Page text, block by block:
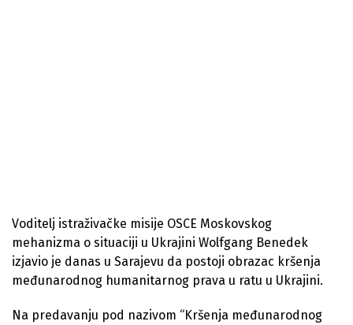
Voditelj istraživačke misije OSCE Moskovskog
mehanizma o situaciji u Ukrajini Wolfgang Benedek
izjavio je danas u Sarajevu da postoji obrazac kršenja
međunarodnog humanitarnog prava u ratu u Ukrajini.
Na predavanju pod nazivom “Kršenja međunarodnog